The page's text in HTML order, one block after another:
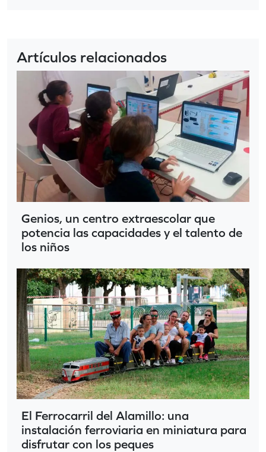
Artículos relacionados
Genios, un centro extraescolar que
potencia las capacidades y el talento de
los niños
El Ferrocarril del Alamillo: una
instalación ferroviaria en miniatura para
disfrutar con los peques